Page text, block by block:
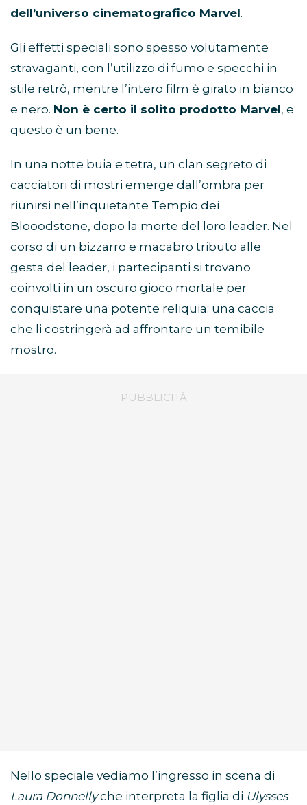
dell’universo cinematografico Marvel.
Gli effetti speciali sono spesso volutamente
stravaganti, con l’utilizzo di fumo e specchi in
stile retrò, mentre l’intero film è girato in bianco
e nero. Non è certo il solito prodotto Marvel, e
questo è un bene.
In una notte buia e tetra, un clan segreto di
cacciatori di mostri emerge dall’ombra per
riunirsi nell’inquietante Tempio dei
Blooodstone, dopo la morte del loro leader. Nel
corso di un bizzarro e macabro tributo alle
gesta del leader, i partecipanti si trovano
coinvolti in un oscuro gioco mortale per
conquistare una potente reliquia: una caccia
che li costringerà ad affrontare un temibile
mostro.
Nello speciale vediamo l’ingresso in scena di
Laura Donnellyche interpreta la figlia di Ulysses